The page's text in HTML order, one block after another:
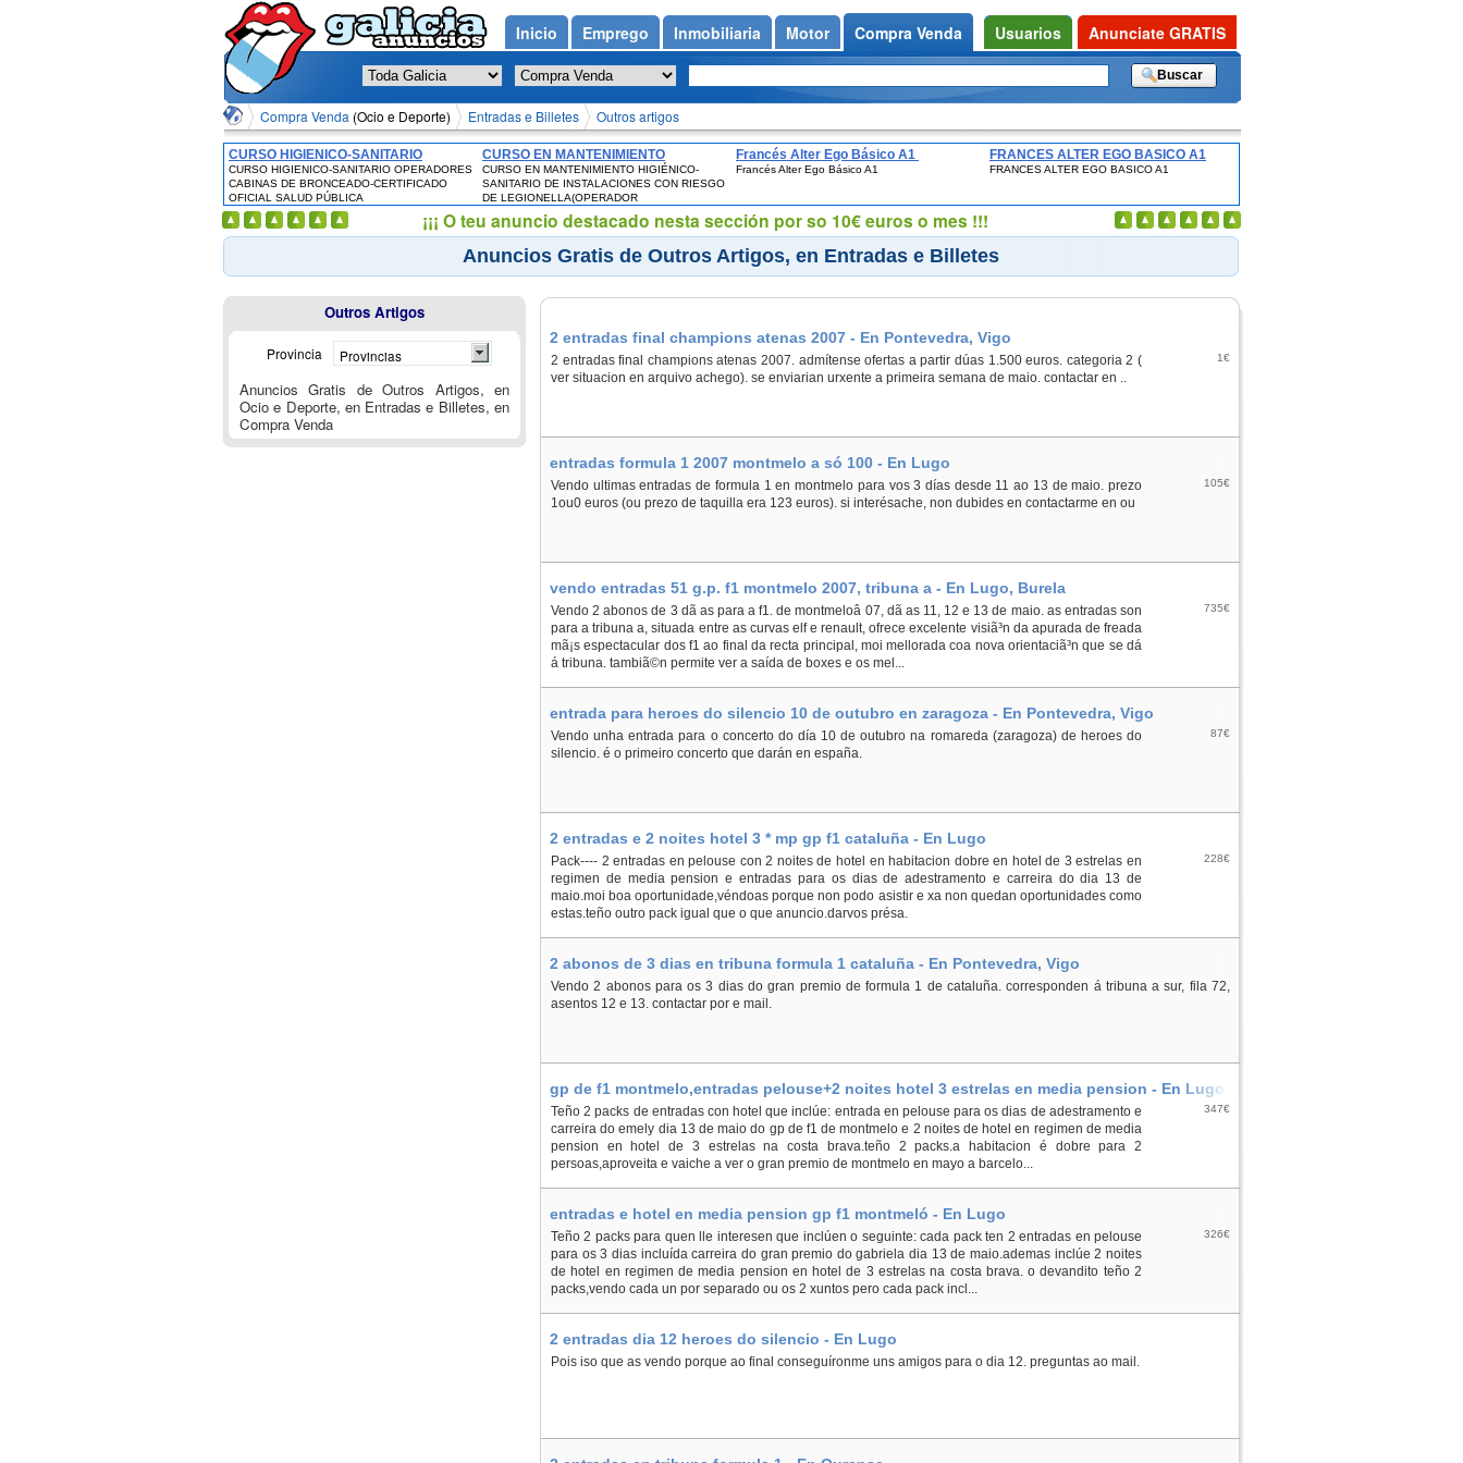
Compra Venda (Ocio e Deporte) Entradas e Billetes Outros artigos
CURSO HIGIENICO-SANITARIO
OPERADORES CABINAS DE
BRONCEADO-CERTIFICADO OFICIAL
SALUD PÚBLICA
CURSO HIGIENICO-SANITARIO OPERADORES
CABINAS DE BRONCEADO-CERTIFICADO
OFICIAL SALUD PÚBLICA
CURSO EN MANTENIMIENTO
HIGIÉNICO-SANITARIO DE
INSTALACIONES CON RIESGO DE
LEGIONELLA(OPERADOR
INSTALACIONES CON RIESGO DE
LEGIONELLA) -CERTIFICADO OFICIAL
SALUD PÚBLICA
CURSO EN MANTENIMIENTO HIGIÉNICO-
SANITARIO DE INSTALACIONES CON RIESGO
DE LEGIONELLA(OPERADOR
LEGIONELLA) -CERTIFICADO OFICIAL SALUD
PÚBLICA
Francés Alter Ego Básico A1
Francés Alter Ego Básico A1
FRANCES ALTER EGO BASICO A1
FRANCES ALTER EGO BASICO A1
Anuncios Gratis de Outros Artigos, en Entradas e Billetes
2 entradas final champions atenas 2007 - En Pontevedra, Vigo
2 entradas final champions atenas 2007. admítense ofertas a partir dúas 1.500 euros. categoria 2 (
ver situacion en arquivo achego). se enviarian urxente a primeira semana de maio. contactar en ..
1€
entradas formula 1 2007 montmelo a só 100 - En Lugo
Vendo ultimas entradas de formula 1 en montmelo para vos 3 días desde 11 ao 13 de maio. prezo
1ou0 euros (ou prezo de taquilla era 123 euros). si interésache, non dubides en contactarme en ou
105€
vendo entradas 51 g.p. f1 montmelo 2007, tribuna a - En Lugo, Burela
Vendo 2 abonos de 3 dã as para a f1. de montmeloâ 07, dã as 11, 12 e 13 de maio. as entradas son
para a tribuna a, situada entre as curvas elf e renault, ofrece excelente visiã³n da apurada de freada
mã¡s espectacular dos f1 ao final da recta principal, moi mellorada coa nova orientaciã³n que se dá
á tribuna. tambiã©n permite ver a saída de boxes e os mel...
735€
entrada para heroes do silencio 10 de outubro en zaragoza - En Pontevedra, Vigo
Vendo unha entrada para o concerto do día 10 de outubro na romareda (zaragoza) de heroes do
silencio. é o primeiro concerto que darán en españa.
87€
2 entradas e 2 noites hotel 3 * mp gp f1 cataluña - En Lugo
Pack---- 2 entradas en pelouse con 2 noites de hotel en habitacion dobre en hotel de 3 estrelas en
regimen de media pension e entradas para os dias de adestramento e carreira do dia 13 de
maio.moi boa oportunidade,véndoas porque non podo asistir e xa non quedan oportunidades como
estas.teño outro pack igual que o que anuncio.darvos présa.
228€
2 abonos de 3 dias en tribuna formula 1 cataluña - En Pontevedra, Vigo
Vendo 2 abonos para os 3 dias do gran premio de formula 1 de cataluña. corresponden á tribuna a sur, fila 72,
asentos 12 e 13. contactar por e mail.
gp de f1 montmelo,entradas pelouse+2 noites hotel 3 estrelas en media pension - En Lugo
Teño 2 packs de entradas con hotel que inclúe: entrada en pelouse para os dias de adestramento e
carreira do emely dia 13 de maio do gp de f1 de montmelo e 2 noites de hotel en regimen de media
pension en hotel de 3 estrelas na costa brava.teño 2 packs.a habitacion é dobre para 2
persoas,aproveita e vaiche a ver o gran premio de montmelo en mayo a barcelo...
347€
entradas e hotel en media pension gp f1 montmeló - En Lugo
Teño 2 packs para quen lle interesen que inclúen o seguinte: cada pack ten 2 entradas en pelouse
para os 3 dias incluída carreira do gran premio do gabriela dia 13 de maio.ademas inclúe 2 noites
de hotel en regimen de media pension en hotel de 3 estrelas na costa brava. o devandito teño 2
packs,vendo cada un por separado ou os 2 xuntos pero cada pack incl...
326€
2 entradas dia 12 heroes do silencio - En Lugo
Pois iso que as vendo porque ao final conseguíronme uns amigos para o dia 12. preguntas ao mail.
Outros Artigos
Provincia Provincias
Anuncios Gratis de Outros Artigos, en
Ocio e Deporte, en Entradas e Billetes, en
Compra Venda
Inicio Emprego Inmobiliaria Motor Compra Venda Usuarios Anunciate GRATIS
¡¡¡ O teu anuncio destacado nesta sección por so 10€ euros o mes !!!